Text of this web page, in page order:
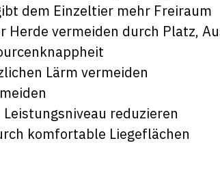
dem Einzeltier mehr Freiraum
Herde vermeiden durch Platz,
Lärm vermeiden
reduzieren
komfortable Liegeflächen